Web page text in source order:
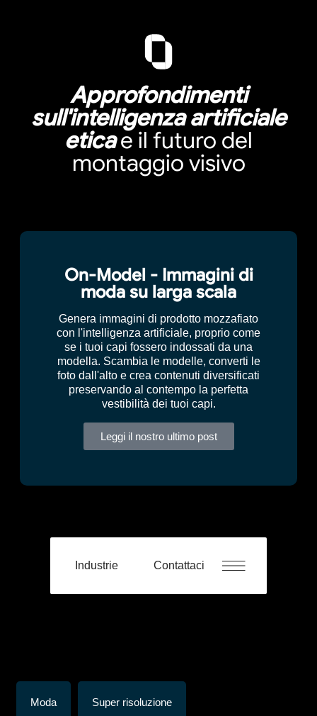
Approfondimenti
sull'intelligenza artificiale
eticae il futuro del
montaggio visivo
On-Model - Immagini di
moda su larga scala
Genera immagini di prodotto mozzafiato
con l'intelligenza artificiale, proprio come
se i tuoi capi fossero indossati da una
modella. Scambia le modelle, converti le
foto dall'alto e crea contenuti diversificati
preservando al contempo la perfetta
vestibilità dei tuoi capi.
Leggi il nostro ultimo post
Industrie Contattaci
Moda Super risoluzione